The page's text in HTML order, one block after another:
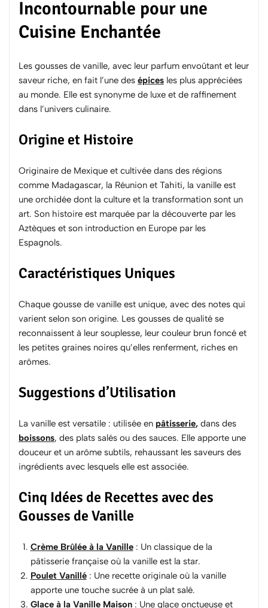
Incontournable pour une
Cuisine Enchantée
Les gousses de vanille, avec leur parfum envoûtant et leur
saveur riche, en fait l’une des épices les plus appréciées
au monde. Elle est synonyme de luxe et de raffinement
dans l’univers culinaire.
Origine et Histoire
Originaire de Mexique et cultivée dans des régions
comme Madagascar, la Réunion et Tahiti, la vanille est
une orchidée dont la culture et la transformation sont un
art. Son histoire est marquée par la découverte par les
Aztèques et son introduction en Europe par les
Espagnols.
Caractéristiques Uniques
Chaque gousse de vanille est unique, avec des notes qui
varient selon son origine. Les gousses de qualité se
reconnaissent à leur souplesse, leur couleur brun foncé et
les petites graines noires qu’elles renferment, riches en
arômes.
Suggestions d’Utilisation
La vanille est versatile : utilisée en pâtisserie, dans des
boissons, des plats salés ou des sauces. Elle apporte une
douceur et un arôme subtils, rehaussant les saveurs des
ingrédients avec lesquels elle est associée.
Cinq Idées de Recettes avec des
Gousses de Vanille
Crème Brûlée à la Vanille: Un classique de la
pâtisserie française où la vanille est la star.
Poulet Vanillé: Une recette originale où la vanille
apporte une touche sucrée à un plat salé.
Glace à la Vanille Maison : Une glace onctueuse et